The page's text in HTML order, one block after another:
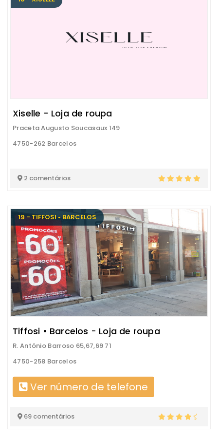
Xiselle - Loja de roupa
Praceta Augusto Soucasaux 149
4750-262 Barcelos
2 comentários
19 - TIFFOSI • BARCELOS
Tiffosi • Barcelos - Loja de roupa
R. António Barroso 65,67,69 71
4750-258 Barcelos
Ver número de telefone
69 comentários